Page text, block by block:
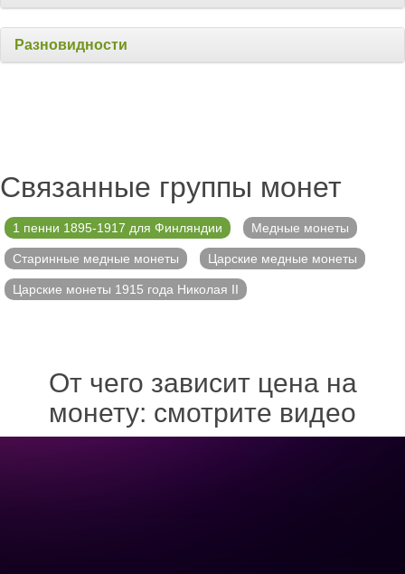
Разновидности
Связанные группы монет
1 пенни 1895-1917 для Финляндии Медные монеты
Старинные медные монеты Царские медные монеты
Царские монеты 1915 года Николая II
От чего зависит цена на
монету: смотрите видео